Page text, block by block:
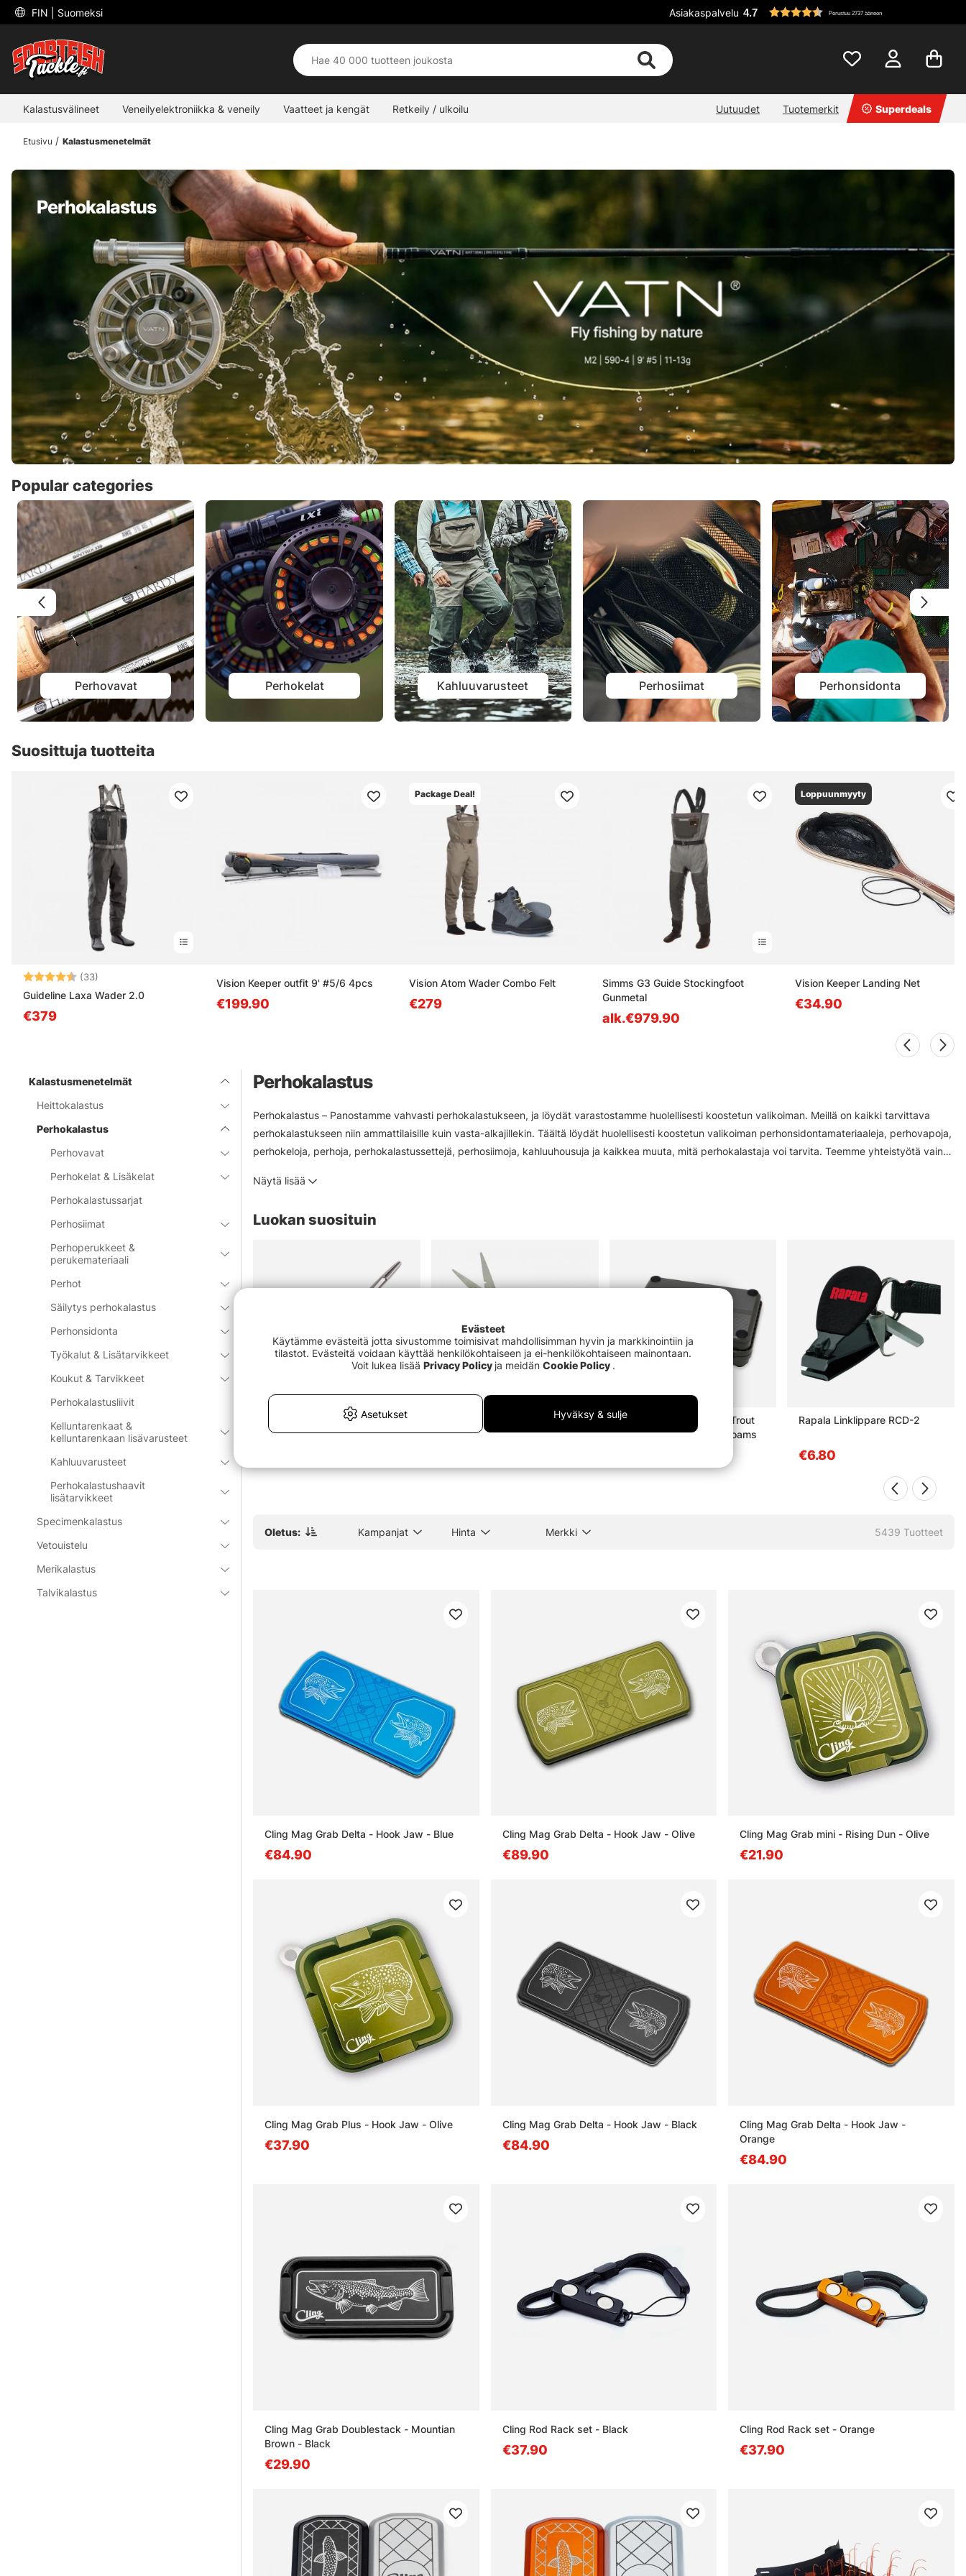
FIN | Suomeksi Asiakaspalvelu 4.7 Perustuu 2737 ääneen
Kalastusvälineet Veneilyelektroniikka & veneily Vaatteet ja kengät Retkeily / ulkoilu Uutuudet Tuotemerkit Superdeals
Etusivu Kalastusmenetelmät
Perhokalastus
Popular categories
Perhovavat Perhokelat Kahluuvarusteet Perhosiimat Perhonsidonta
Suosittuja tuotteita
Arvio: (33)
Guideline Laxa Wader 2.0
€379
Vision Keeper outfit 9' #5/6 4pcs
€199.90
Package Deal!
Vision Atom Wader Combo Felt
€279
Simms G3 Guide Stockingfoot
Gunmetal
alk.€979.90
Loppuunmyyty
Vision Keeper Landing Net
€34.90
Kalastusmenetelmät
Heittokalastus
Perhokalastus
Perhovavat
Perhokelat & Lisäkelat
Perhokalastussarjat
Perhosiimat
Perhoperukkeet &
perukemateriaali
Perhot
Säilytys perhokalastus
Perhonsidonta
Työkalut & Lisätarvikkeet
Koukut & Tarvikkeet
Perhokalastusliivit
Kelluntarenkaat &
kelluntarenkaan lisävarusteet
Kahluuvarusteet
Perhokalastushaavit
lisätarvikkeet
Specimenkalastus
Vetouistelu
Merikalastus
Talvikalastus
Perhokalastus
Perhokalastus – Panostamme vahvasti perhokalastukseen, ja löydät varastostamme huolellisesti koostetun valikoiman. Meillä on kaikki tarvittava
perhokalastukseen niin ammattilaisille kuin vasta-alkajillekin. Täältä löydät huolellisesti koostetun valikoiman perhonsidontamateriaaleja, perhovapoja,
perhokeloja, perhoja, perhokalastussettejä, perhosiimoja, kahluuhousuja ja kaikkea muuta, mitä perhokalastaja voi tarvita. Teemme yhteistyötä vain
valmistajilta: Vision, Simms, Patagonia, A.Jensen, Sage, RIO Loop, Guideline ja Pool12. Voit myös tulla tutustumaan uuteen Tukholman Fly Shop -
Näytä lisää
Luokan suosituin
Rapala Linklippare RCD-2
€6.80
Guideline Easy Grip Forceps
6"
C&F Design Guide Box Trout
incl. 12 Large System Foams
Rapala Linklippare RCD-2
€6.80
Oletus: Kampanjat Hinta Merkki 5439 Tuotteet
Cling Mag Grab Delta - Hook Jaw - Blue
€84.90
Cling Mag Grab Delta - Hook Jaw - Olive
€89.90
Cling Mag Grab mini - Rising Dun - Olive
€21.90
Cling Mag Grab Plus - Hook Jaw - Olive
€37.90
Cling Mag Grab Delta - Hook Jaw - Black
€84.90
Cling Mag Grab Delta - Hook Jaw -
Orange
€84.90
Cling Mag Grab Doublestack - Mountian
Brown - Black
€29.90
Cling Rod Rack set - Black
€37.90
Cling Rod Rack set - Orange
€37.90
Evästeet
Käytämme evästeitä jotta sivustomme toimisivat mahdollisimman hyvin ja markkinointiin ja
tilastot. Evästeitä voidaan käyttää henkilökohtaiseen ja ei-henkilökohtaiseen mainontaan.
Voit lukea lisää Privacy Policy ja meidän Cookie Policy .
Asetukset Hyväksy & sulje